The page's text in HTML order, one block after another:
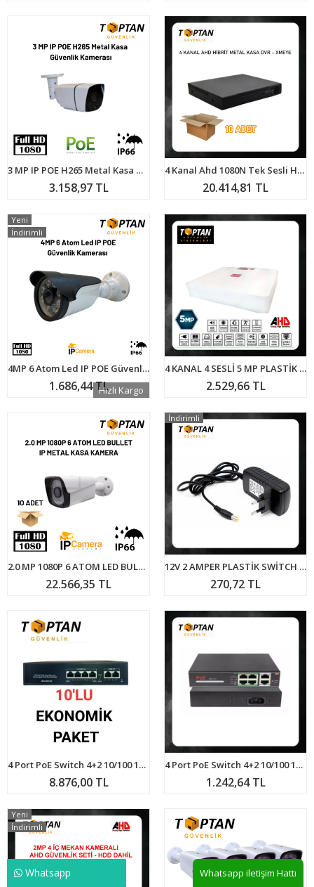
3 MP IP POE H265 Metal Kasa Güvenlik Kamerası ARNA-1365
3.158,97 TL
4 Kanal Ahd 1080N Tek Sesli Hibrit Dvr Metal Kasa Xmeye Kamera Kayıt Cihazı H265+ ARNA-4142 EKONOMİK 10 LU PAKET
20.414,81 TL
4MP 6 Atom Led IP POE Güvenlik Kamerası RMP-2022
1.686,44 TL
Yeni
İndirimli
Hızlı Kargo
4 KANAL 4 SESLİ 5 MP PLASTİK KASA AHD GÜVENLİK KAYIT CİHAZI FULL HD H265 ARN-304
2.529,66 TL
2.0 MP 1080P 6 ATOM LED BULLET IP METAL KASA KAMERA ARNA-1036 10'LU EKONOMİK KOLİ
22.566,35 TL
12V 2 AMPER PLASTİK SWİTCH ADAPTÖR
270,72 TL
İndirimli
4 Port PoE Switch 4+2 10/100 120 Watt 10'LU PAKET ARNA-620410
8.876,00 TL
4 Port PoE Switch 4+2 10/100 120 Watt ARNA-6204
1.242,64 TL
Yeni
İndirimli
Whatsapp Whatsapp iletişim Hattı